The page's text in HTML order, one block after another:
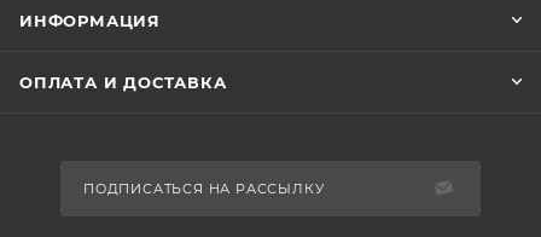
ИНФОРМАЦИЯ
ОПЛАТА И ДОСТАВКА
ПОДПИСАТЬСЯ НА РАССЫЛКУ